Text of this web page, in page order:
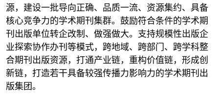
源，建设一批导向正确、品质一流、资源集约、具备
核心竞争力的学术期刊集群。鼓励符合条件的学术期
刊出版单位转企改制、做强做大。支持规模性出版企
业探索协作办刊等模式，跨地域、跨部门、跨学科整
合期刊出版资源，打通产业链，重构价值链，形成创
新链，打造若干具备较强传播力影响力的学术期刊出
版集团。